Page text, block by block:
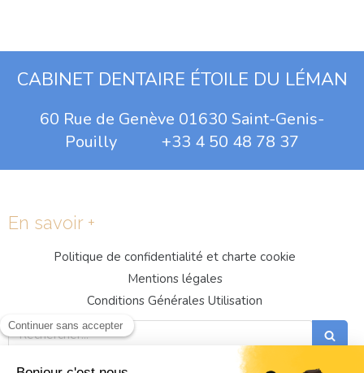
CABINET DENTAIRE ÉTOILE DU LÉMAN
60 Rue de Genève 01630 Saint-Genis-
Pouilly +33 4 50 48 78 37
En savoir +
Politique de confidentialité et charte cookie
Mentions légales
Conditions Générales Utilisation
Rechercher
Prendre RDV Dentiste St Genis